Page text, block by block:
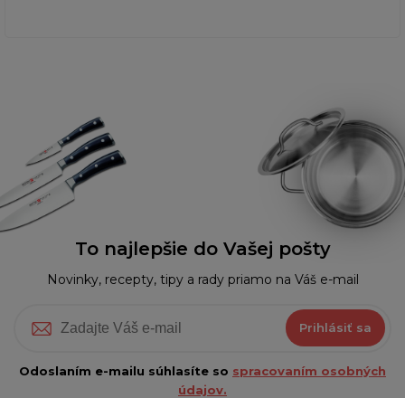
To najlepšie do Vašej pošty
Novinky, recepty, tipy a rady priamo na Váš e-mail
Prihlásiť sa
Odoslaním e-mailu súhlasíte so spracovaním osobných
údajov.